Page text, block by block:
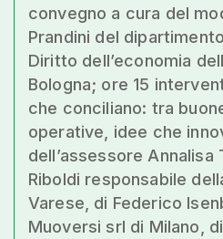
convegno a cura del
Prandini del
Diritto dell’economia
Bologna; ore 15
che conciliano: tra
operative, idee che
dell’assessore Annalisa
Riboldi responsabile
Varese, di Federico
Muoversi srl di Milano,